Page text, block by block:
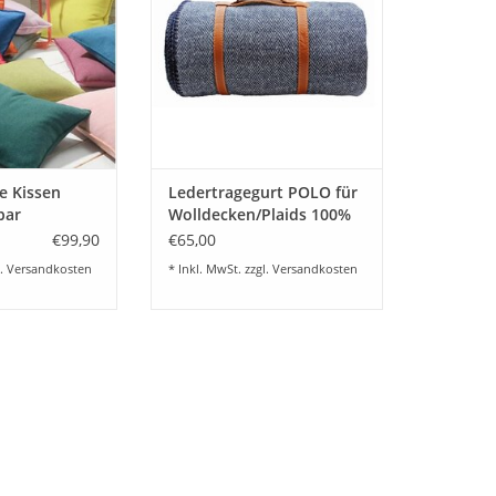
bis 60 Grad.
(Günstiger im
HINZUFÜGEN
Kissen
Baumwolle
€99,90
Versandkosten
Begleiter zum Transport Ihrer
Decken. Eine schöne
Geschenkidee !
ZUM WARENKORB HINZUFÜGEN
Ledertragegurt POLO für
Wolldecken/Plaids 100%
Leder braun
€65,00
* Inkl. MwSt. zzgl. Versandkosten